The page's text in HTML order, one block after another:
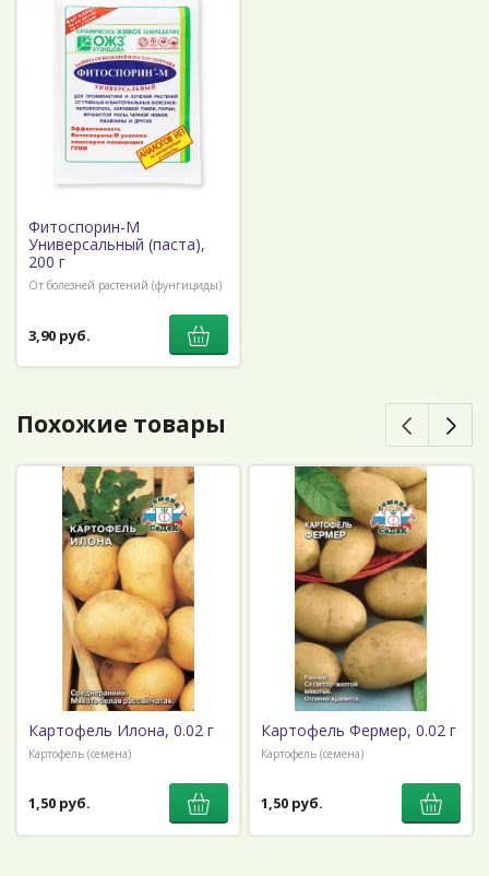
Фитоспорин-М
Универсальный (паста),
200 г
От болезней растений (фунгициды)
3,90 руб.
Похожие товары
Картофель Илона, 0.02 г
Картофель (семена)
1,50 руб.
Картофель Фермер, 0.02 г
Картофель (семена)
1,50 руб.